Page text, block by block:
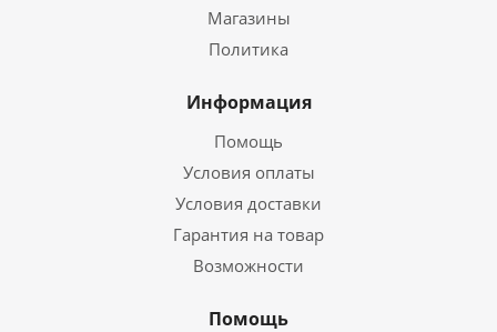
Магазины
Политика
Информация
Помощь
Условия оплаты
Условия доставки
Гарантия на товар
Возможности
Помощь